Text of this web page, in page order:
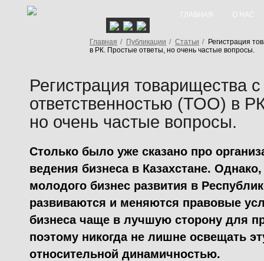
ГЛАВНАЯ О НАС
Главная / Публикации / Статьи /
Регистрация
в РК. Простые ответы, но очень частые вопросы.
Регистрация товарищества
ответственностью (ТОО) в
но очень частые вопросы.
Столько было уже сказано про
ведения бизнеса в Казахстане.
молодого бизнес развития в
развиваются и меняются правовые
бизнеса чаще в лучшую сторону для
поэтому никогда не лишне освещать
относительной динамичностью.